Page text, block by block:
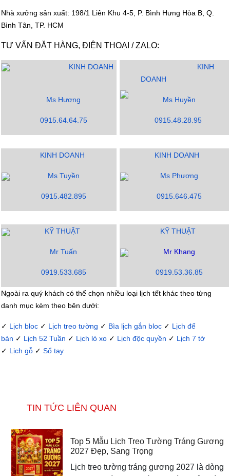
Nhà xưởng sản xuất: 198/1 Liên Khu 4-5, P. Bình Hưng Hòa B, Q.
Bình Tân, TP. HCM
TƯ VẤN ĐẶT HÀNG, ĐIỆN THOẠI / ZALO:
KINH DOANH
Ms Hương
0915.64.64.75
KINH
DOANH
Ms Huyền
0915.48.28.95
KINH DOANH
Ms Tuyền
0915.482.895
KINH DOANH
Ms Phương
0915.646.475
KỸ THUẬT
Mr Tuấn
0919.533.685
KỸ THUẬT
Mr Khang
0919.53.36.85
Ngoài ra quý khách có thể chọn nhiều loại lịch tết khác theo từng
danh mục kèm theo bên dưới:
✓ Lịch bloc ✓ Lịch treo tường ✓ Bìa lịch gắn bloc ✓ Lịch để
bàn ✓ Lịch 52 Tuần ✓ Lịch lò xo ✓ Lịch độc quyền ✓ Lịch 7 tờ
✓ Lịch gỗ ✓ Sổ tay
TIN TỨC LIÊN QUAN
Top 5 Mẫu Lịch Treo Tường Tráng Gương
2027 Đẹp, Sang Trọng
Lịch treo tường tráng gương 2027 là dòng